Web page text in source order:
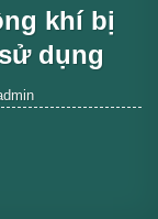
khí bị
dụng